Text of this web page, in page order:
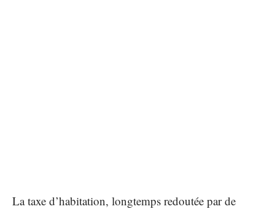
La taxe d’habitation, longtemps redoutée par de